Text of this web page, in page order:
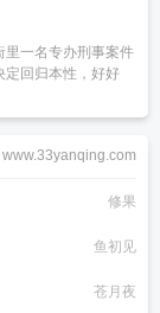
里一名专办刑事案件
定回归本性，好好
www.33yanqing.com
修果
鱼初见
苍月夜